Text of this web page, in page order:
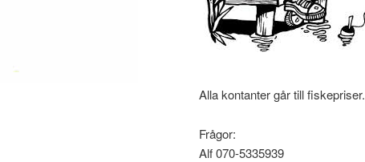
Alla kontanter går till fiskepriser.
Frågor:
Alf 070-5335939